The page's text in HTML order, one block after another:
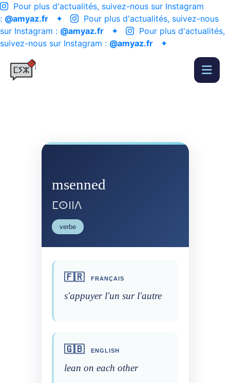
Pour plus d'actualités, suivez-nous sur Instagram
: @amyaz.fr ✦
Pour plus d'actualités, suivez-nous
sur Instagram : @amyaz.fr ✦
Pour plus d'actualités,
suivez-nous sur Instagram : @amyaz.fr ✦
msenned
ⵎⵙⵏⵏⴷ
verbe
🇫🇷 FRANÇAIS
s'appuyer l'un sur l'autre
🇬🇧 ENGLISH
lean on each other